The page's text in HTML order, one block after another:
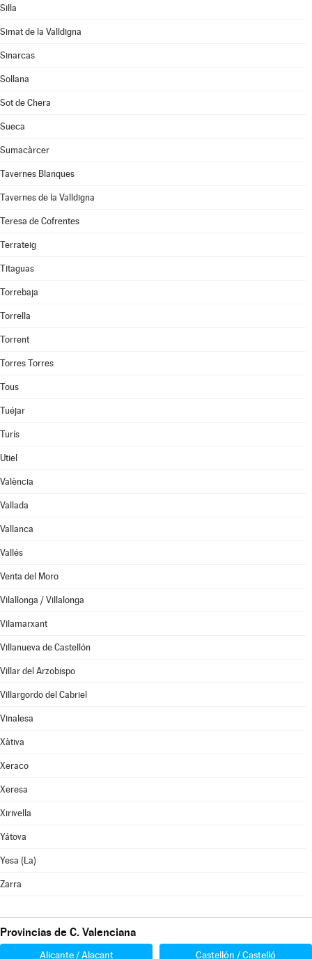
Silla
Simat de la Valldigna
Sinarcas
Sollana
Sot de Chera
Sueca
Sumacàrcer
Tavernes Blanques
Tavernes de la Valldigna
Teresa de Cofrentes
Terrateig
Titaguas
Torrebaja
Torrella
Torrent
Torres Torres
Tous
Tuéjar
Turís
Utiel
València
Vallada
Vallanca
Vallés
Venta del Moro
Vilallonga / Villalonga
Vilamarxant
Villanueva de Castellón
Villar del Arzobispo
Villargordo del Cabriel
Vinalesa
Xàtiva
Xeraco
Xeresa
Xirivella
Yátova
Yesa (La)
Zarra
Provincias de C. Valenciana
Alicante / Alacant Castellón / Castelló